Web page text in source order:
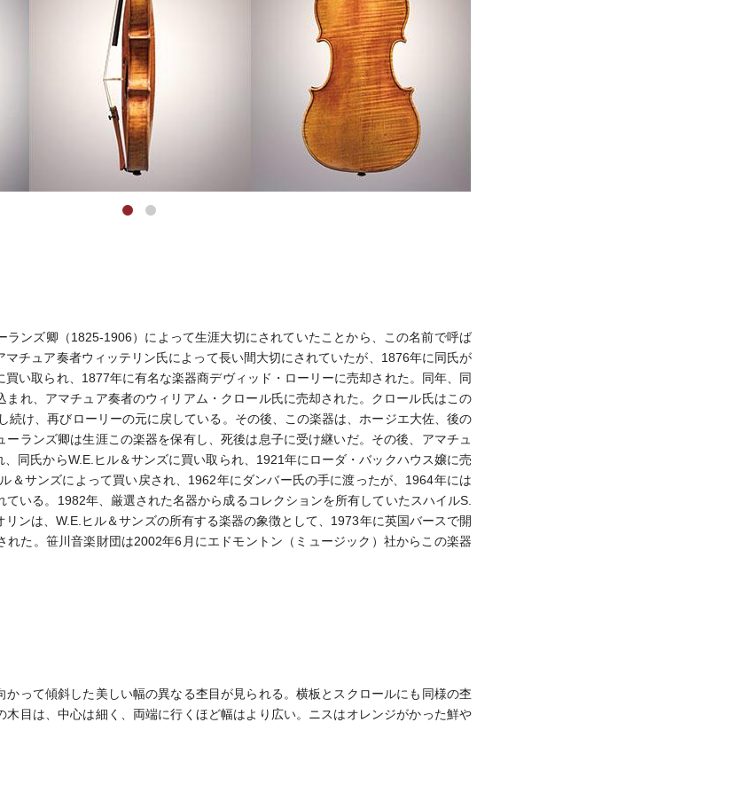
ランズ卿（1825-1906）によって生涯大切にされていたことから、この名前で呼ば
チュア奏者ウィッテリン氏によって長い間大切にされていたが、1876年に同氏が
い取られ、1877年に有名な楽器商デヴィッド・ローリーに売却された。同年、同
まれ、アマチュア奏者のウィリアム・クロール氏に売却された。クロール氏はこの
続け、再びローリーの元に戻している。その後、この楽器は、ホージエ大佐、後の
ーランズ卿は生涯この楽器を保有し、死後は息子に受け継いだ。その後、アマチュ
同氏からW.E.ヒル＆サンズに買い取られ、1921年にローダ・バックハウス嬢に売
＆サンズによって買い戻され、1962年にダンバー氏の手に渡ったが、1964年には
ている。1982年、厳選された名器から成るコレクションを所有していたスハイルS.
ンは、W.E.ヒル＆サンズの所有する楽器の象徴として、1973年に英国バースで開
れた。笹川音楽財団は2002年6月にエドモントン（ミュージック）社からこの楽器
かって傾斜した美しい幅の異なる杢目が見られる。横板とスクロールにも同様の杢
木目は、中心は細く、両端に行くほど幅はより広い。ニスはオレンジがかった鮮や